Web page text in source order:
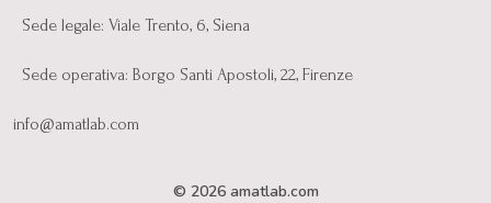
Sede legale: Viale Trento, 6, Siena
Sede operativa: Borgo Santi Apostoli, 22, Firenze
info@amatlab.com
© 2026 amatlab.com